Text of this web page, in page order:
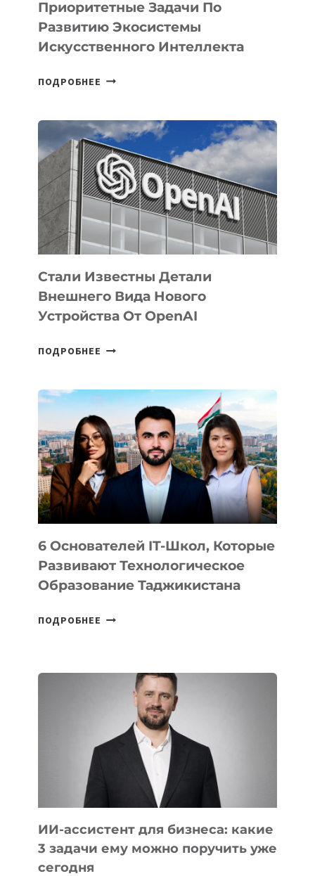
Приоритетные Задачи По
Развитию Экосистемы
Искусственного Интеллекта
ПОДРОБНЕЕ В
ПРИОРИТЕТНЫЕ
ЗАДАЧИ
ПО
РАЗВИТИЮ
ЭКОСИСТЕМЫ
ИСКУССТВЕННОГО
ИНТЕЛЛЕКТА
Стали Известны Детали
Внешнего Вида Нового
Устройства От OpenAI
ПОДРОБНЕЕ СТАЛИ
ВНЕШНЕГО
ВИДА
НОВОГО
УСТРОЙСТВА
ОТ
OPENAI
6 Основателей IT-Школ, Которые
Развивают Технологическое
Образование Таджикистана
ПОДРОБНЕЕ
КОТОРЫЕ
РАЗВИВАЮТ
ТЕХНОЛОГИЧЕСКОЕ
ОБРАЗОВАНИЕ
ТАДЖИКИСТАНА
ИИ-ассистент для бизнеса: какие
3 задачи ему можно поручить уже
сегодня